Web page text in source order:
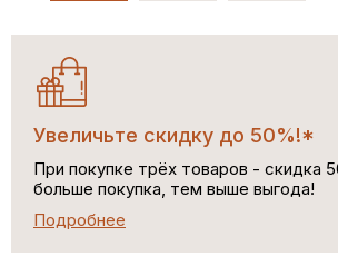
Увеличьте скидку до 50%!*
При покупке трёх товаров - скидка
больше покупка, тем выше выгода!
Подробнее